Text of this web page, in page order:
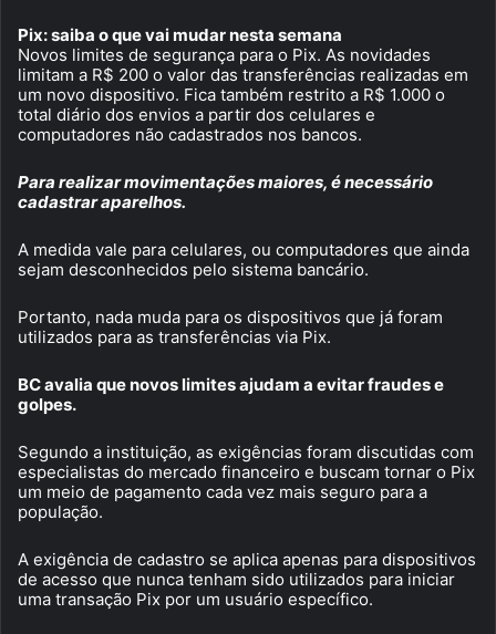
Pix: saiba o que vai mudar nesta semana
Novos limites de segurança para o Pix. As novidades
limitam a R$ 200 o valor das transferências realizadas em
um novo dispositivo. Fica também restrito a R$ 1.000 o
total diário dos envios a partir dos celulares e
computadores não cadastrados nos bancos.
Para realizar movimentações maiores, é necessário
cadastrar aparelhos.
A medida vale para celulares, ou computadores que ainda
sejam desconhecidos pelo sistema bancário.
Portanto, nada muda para os dispositivos que já foram
utilizados para as transferências via Pix.
BC avalia que novos limites ajudam a evitar fraudes e
golpes.
Segundo a instituição, as exigências foram discutidas com
especialistas do mercado financeiro e buscam tornar o Pix
um meio de pagamento cada vez mais seguro para a
população.
A exigência de cadastro se aplica apenas para dispositivos
de acesso que nunca tenham sido utilizados para iniciar
uma transação Pix por um usuário específico.